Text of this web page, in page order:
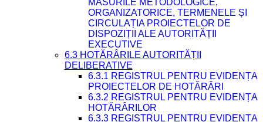
MĂSURILE METODOLOGICE,
ORGANIZATORICE, TERMENELE ȘI
CIRCULAȚIA PROIECTELOR DE
DISPOZIȚII ALE AUTORITĂȚII
EXECUTIVE
6.3 HOTĂRÂRILE AUTORITĂȚII
DELIBERATIVE
6.3.1 REGISTRUL PENTRU EVIDENȚA
PROIECTELOR DE HOTĂRÂRI
6.3.2 REGISTRUL PENTRU EVIDENȚA
HOTĂRÂRILOR
6.3.3 REGISTRUL PENTRU EVIDENȚA